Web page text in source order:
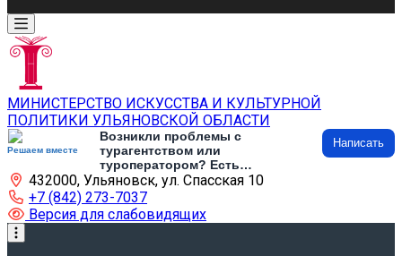
МИНИСТЕРСТВО ИСКУССТВА И КУЛЬТУРНОЙ
ПОЛИТИКИ УЛЬЯНОВСКОЙ ОБЛАСТИ
Решаем вместе
Возникли проблемы с
турагентством или
туроператором? Есть
предложения по развитию
туризма и туристической
инфраструктуры? Напишите об
этом
Написать
432000, Ульяновск, ул. Спасская 10
+7 (842) 273-7037
Версия для слабовидящих